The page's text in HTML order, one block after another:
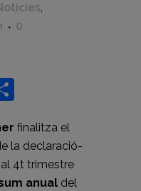
,
0
finalitza el
la declaració-
4t trimestre
anual del